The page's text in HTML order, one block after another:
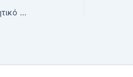
Συγκροτήθηκε σε σώμα το νέο Διοικητικό Συμβούλιο του Π.Ο.Κ. ΕΣΠΕΡΟΣ